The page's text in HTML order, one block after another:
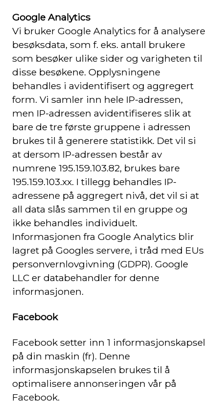
Google Analytics
Vi bruker Google Analytics for å analysere
besøksdata, som f. eks. antall brukere
som besøker ulike sider og varigheten til
disse besøkene. Opplysningene
behandles i avidentifisert og aggregert
form. Vi samler inn hele IP-adressen,
men IP-adressen avidentifiseres slik at
bare de tre første gruppene i adressen
brukes til å generere statistikk. Det vil si
at dersom IP-adressen består av
numrene 195.159.103.82, brukes bare
195.159.103.xx. I tillegg behandles IP-
adressene på aggregert nivå, det vil si at
all data slås sammen til en gruppe og
ikke behandles individuelt.
Informasjonen fra Google Analytics blir
lagret på Googles servere, i tråd med EUs
personvernlovgivning (GDPR). Google
LLC er databehandler for denne
informasjonen.
Facebook
Facebook setter inn 1 informasjonskapsel
på din maskin (fr). Denne
informasjonskapselen brukes til å
optimalisere annonseringen vår på
Facebook.